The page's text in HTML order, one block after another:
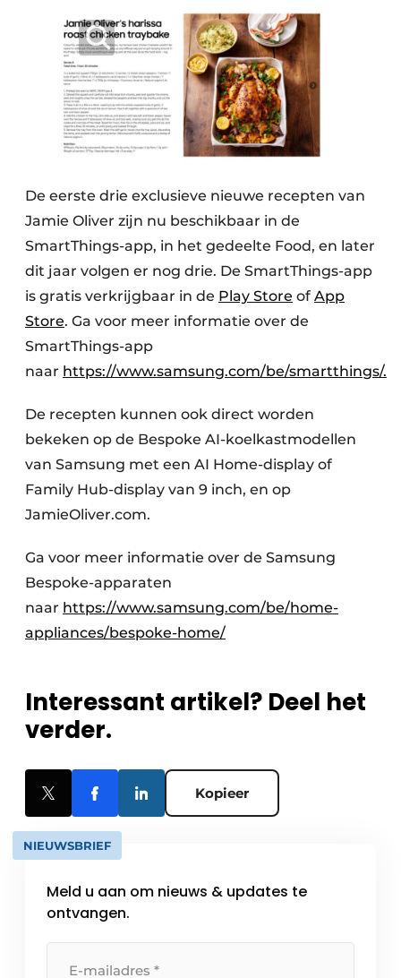
De eerste drie exclusieve nieuwe recepten van
Jamie Oliver zijn nu beschikbaar in de
SmartThings-app, in het gedeelte Food, en later
dit jaar volgen er nog drie. De SmartThings-app
is gratis verkrijgbaar in de Play Store of App
Store. Ga voor meer informatie over de
SmartThings-app
naar https://www.samsung.com/be/smartthings/.
De recepten kunnen ook direct worden
bekeken op de Bespoke AI-koelkastmodellen
van Samsung met een AI Home-display of
Family Hub-display van 9 inch, en op
JamieOliver.com.
Ga voor meer informatie over de Samsung
Bespoke-apparaten
naar https://www.samsung.com/be/home-
appliances/bespoke-home/
Interessant artikel? Deel het
verder.
Kopieer
NIEUWSBRIEF
Meld u aan om nieuws & updates te
ontvangen.